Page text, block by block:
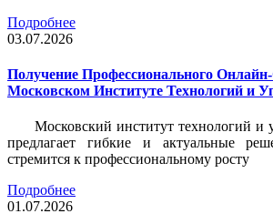
Подробнее
03.07.2026
Получение Профессионального
Московском Институте Технологий и
Московский институт технологий
предлагает гибкие и актуальные
стремится к профессиональному росту
Подробнее
01.07.2026